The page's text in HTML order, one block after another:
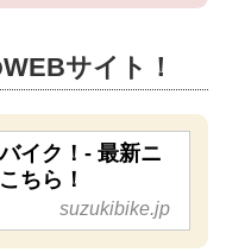
サイト！
イク！- 最新ニ
ちら！
suzukibike.jp